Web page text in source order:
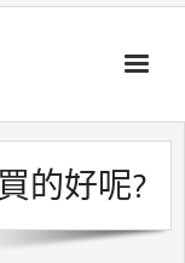
的好呢?